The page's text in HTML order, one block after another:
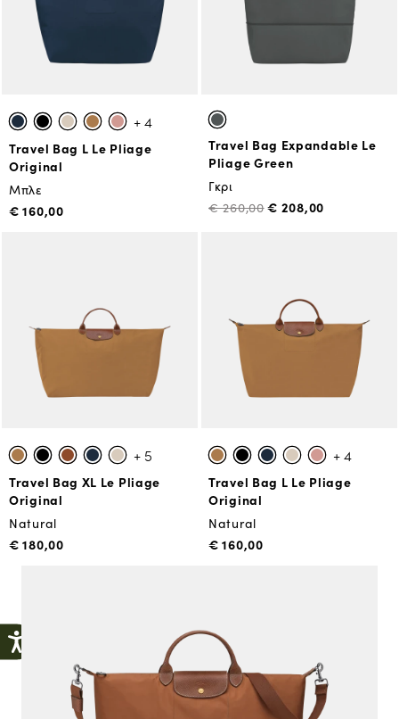
+ 4
Travel Bag L Le Pliage
Original
Μπλε
€ 160,00
Travel Bag Expandable Le
Pliage Green
Γκρι
€ 260,00€ 208,00
+ 5
Travel Bag XL Le Pliage
Original
Natural
€ 180,00
+ 4
Travel Bag L Le Pliage
Original
Natural
€ 160,00